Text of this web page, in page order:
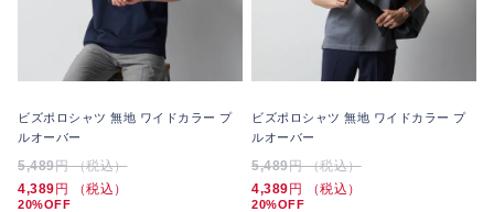
ビズポロシャツ 無地 ワイドカラー プ
ルオーバー
5,489円 （税込）
4,389円 （税込）
20%OFF
ビズポロシャツ 無地 ワイドカラー プ
ルオーバー
5,489円 （税込）
4,389円 （税込）
20%OFF